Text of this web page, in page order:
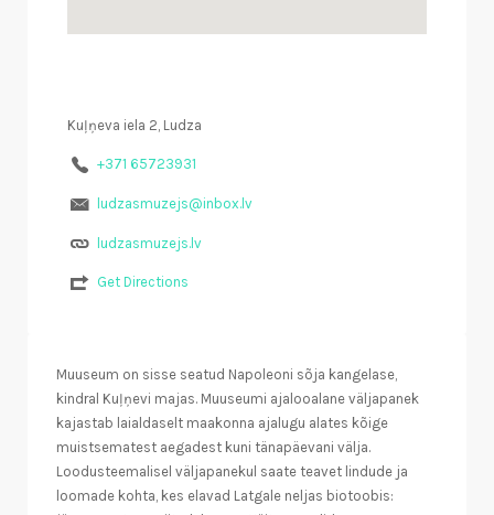
Kuļņeva iela 2, Ludza
+371 65723931
ludzasmuzejs@inbox.lv
ludzasmuzejs.lv
Get Directions
Muuseum on sisse seatud Napoleoni sõja kangelase,
kindral Kuļņevi majas. Muuseumi ajalooalane väljapanek
kajastab laialdaselt maakonna ajalugu alates kõige
muistsematest aegadest kuni tänapäevani välja.
Loodusteemalisel väljapanekul saate teavet lindude ja
loomade kohta, kes elavad Latgale neljas biotoobis: